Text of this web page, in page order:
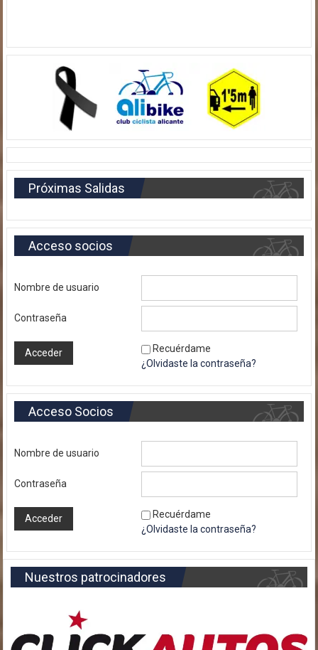
Próximas Salidas
Acceso socios
Nombre de usuario
Contraseña
Recuérdame
¿Olvidaste la contraseña?
Acceso Socios
Nombre de usuario
Contraseña
Recuérdame
¿Olvidaste la contraseña?
Nuestros patrocinadores